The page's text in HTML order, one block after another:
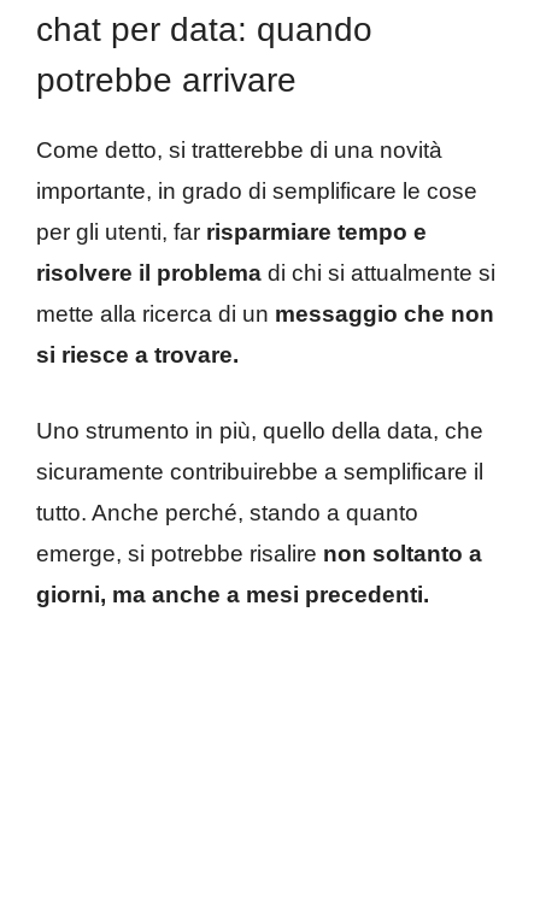
chat per data: quando
potrebbe arrivare
Come detto, si tratterebbe di una novità
importante, in grado di semplificare le cose
per gli utenti, far risparmiare tempo e
risolvere il problema di chi si attualmente si
mette alla ricerca di un messaggio che non
si riesce a trovare.
Uno strumento in più, quello della data, che
sicuramente contribuirebbe a semplificare il
tutto. Anche perché, stando a quanto
emerge, si potrebbe risalire non soltanto a
giorni, ma anche a mesi precedenti.